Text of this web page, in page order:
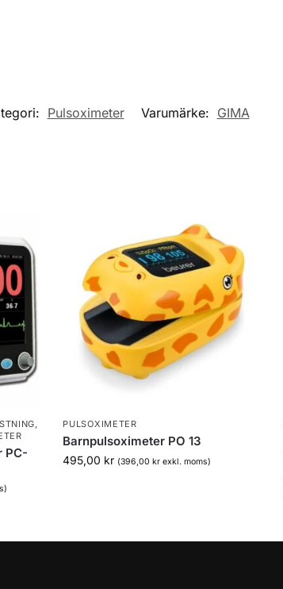
Pulsoximeter Varumärke: GIMA
,
PC-
PULSOXIMETER
Barnpulsoximeter PO 13
495,00 kr (396,00 kr exkl. moms)